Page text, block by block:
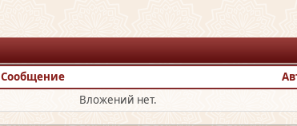
Сообщение
Вложений нет.